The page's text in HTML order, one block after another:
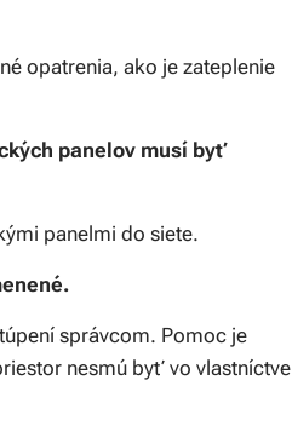
opatrenia, ako je zateplenie
panelov musí byť
panelmi do siete.
správcom. Pomoc je
nesmú byť vo vlastníctve